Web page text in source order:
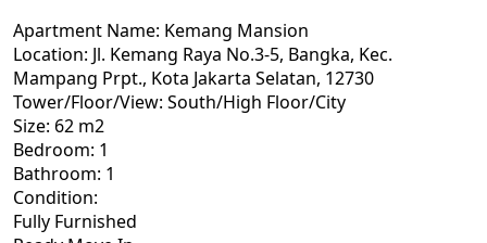
Apartment Name: Kemang Mansion
Location: Jl. Kemang Raya No.3-5, Bangka, Kec.
Mampang Prpt., Kota Jakarta Selatan, 12730
Tower/Floor/View: South/High Floor/City
Size: 62 m2
Bedroom: 1
Bathroom: 1
Condition:
Fully Furnished